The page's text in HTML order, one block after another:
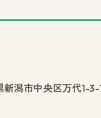
潟市中央区万代1-